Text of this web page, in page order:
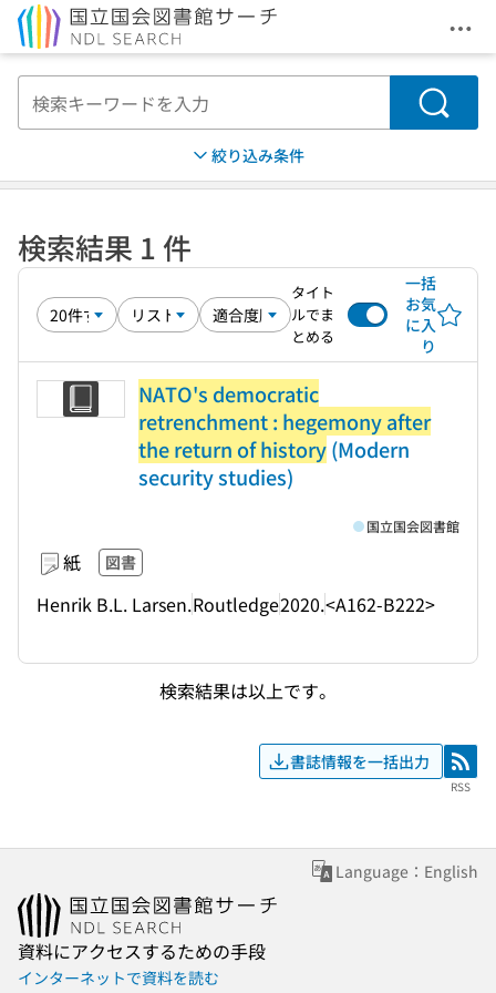
メ
検索
絞り込み条件
検索結果 1 件
タイト
ルでま
とめる
一括
お気
に入
り
NATO's democratic
retrenchment : hegemony after
the return of history(Modern
security studies)
紙 図書
Henrik B.L. Larsen.Routledge2020.<A162-B222>
国立国会図書館
検索結果は以上です。
書誌情報を一括出力 RSS
RSS
Language：English
資料にアクセスするための手段
インターネットで資料を読む